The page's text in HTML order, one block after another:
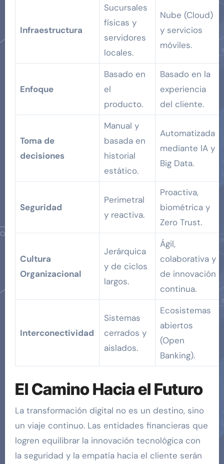
Infraestructura
Sucursales
físicas y
servidores
locales.
Nube (Cloud)
y servicios
móviles.
Enfoque
Basado en
el
producto.
Basado en la
experiencia
del cliente.
Toma de
decisiones
Manual y
basada en
historial
estático.
Automatizada
mediante IA y
Big Data.
Seguridad
Perimetral
y reactiva.
Proactiva,
biométrica y
Zero Trust.
Cultura
Organizacional
Jerárquica
y de ciclos
largos.
Ágil,
colaborativa y
de innovación
continua.
Interconectividad
Sistemas
cerrados y
aislados.
Ecosistemas
abiertos
(Open
Banking).
El Camino Hacia el Futuro
La transformación digital no es un destino, sino
un viaje continuo. Las entidades financieras que
logren equilibrar la innovación tecnológica con
la seguridad y la empatía hacia el cliente serán